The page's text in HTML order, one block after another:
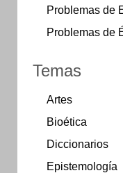
Problemas de
Problemas de
Temas
Artes
Bioética
Diccionarios
Epistemología